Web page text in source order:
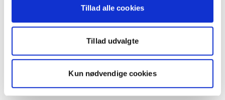
Tillad alle cookies
Tillad udvalgte
Kun nødvendige cookies